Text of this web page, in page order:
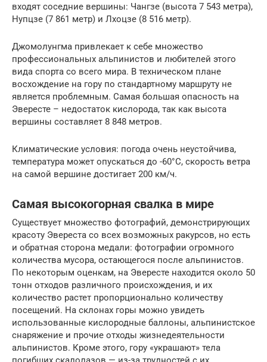
входят соседние вершины: Чангзе (высота 7 543 метра),
Нупцзе (7 861 метр) и Лхоцзе (8 516 метр).
Джомолунгма привлекает к себе множество
профессиональных альпинистов и любителей этого
вида спорта со всего мира. В техническом плане
восхождение на гору по стандартному маршруту не
является проблемным. Самая большая опасность на
Эвересте – недостаток кислорода, так как высота
вершины составляет 8 848 метров.
Климатические условия: погода очень неустойчива,
температура может опускаться до -60°С, скорость ветра
на самой вершине достигает 200 км/ч.
Самая высокогорная свалка в мире
Существует множество фотографий, демонстрирующих
красоту Эвереста со всех возможных ракурсов, но есть
и обратная сторона медали: фотографии огромного
количества мусора, остающегося после альпинистов.
По некоторым оценкам, на Эвересте находится около 50
тонн отходов различного происхождения, и их
количество растет пропорционально количеству
посещений. На склонах горы можно увидеть
использованные кислородные баллоны, альпинистское
снаряжение и прочие отходы жизнедеятельности
альпинистов. Кроме этого, гору «украшают» тела